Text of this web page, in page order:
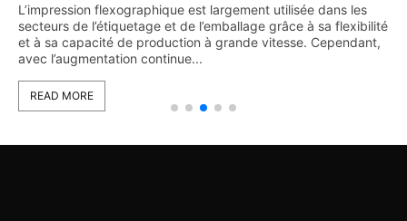
L’impression flexographique est largement utilisée dans les
secteurs de l’étiquetage et de l’emballage grâce à sa flexibilité
et à sa capacité de production à grande vitesse. Cependant,
avec l’augmentation continue...
READ MORE